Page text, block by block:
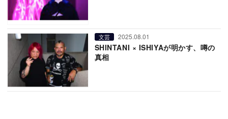
文芸 2025.08.01
SHINTANI × ISHIYAが明かす、噂の
真相